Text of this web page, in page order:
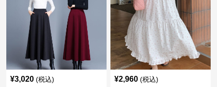
¥3,020 (税込) ¥2,960 (税込)